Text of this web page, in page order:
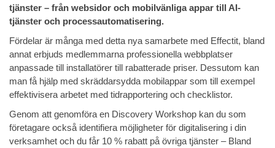
tjänster – från websidor och mobilvänliga appar till AI-
tjänster och processautomatisering.
Fördelar är många med detta nya samarbete med Effectit, bland
annat erbjuds medlemmarna professionella webbplatser
anpassade till installatörer till rabatterade priser. Dessutom kan
man få hjälp med skräddarsydda mobilappar som till exempel
effektivisera arbetet med tidrapportering och checklistor.
Genom att genomföra en Discovery Workshop kan du som
företagare också identifiera möjligheter för digitalisering i din
verksamhet och du får 10 % rabatt på övriga tjänster – Bland